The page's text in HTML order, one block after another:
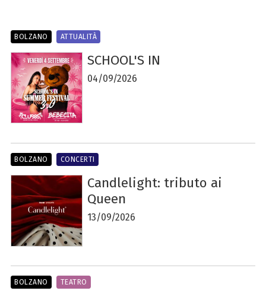
SCHOOL'S IN
04/09/2026
BOLZANO ATTUALITÀ
Candlelight: tributo ai
Queen
13/09/2026
BOLZANO CONCERTI
BOLZANO TEATRO